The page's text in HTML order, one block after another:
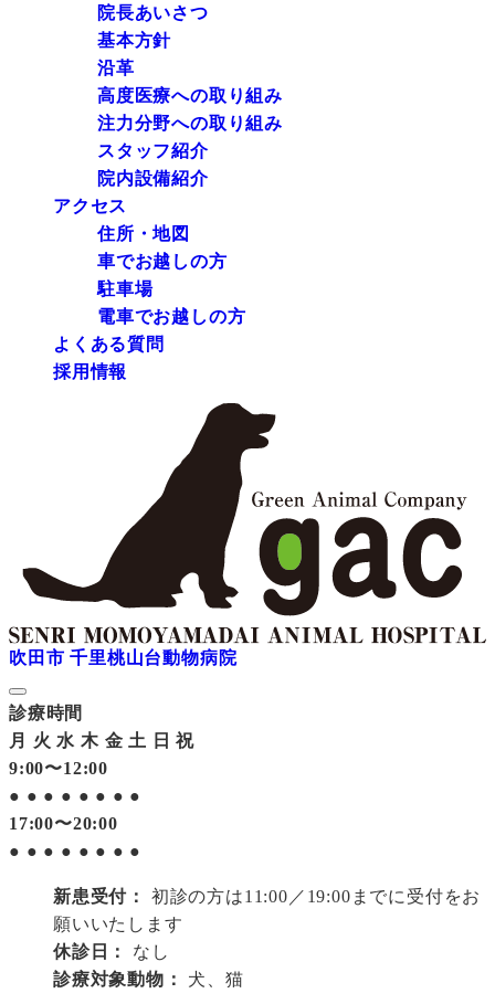
院長あいさつ
基本方針
沿革
高度医療への取り組み
注力分野への取り組み
スタッフ紹介
院内設備紹介
アクセス
住所・地図
車でお越しの方
駐車場
電車でお越しの方
よくある質問
採用情報
吹田市 千里桃山台動物病院
診療時間
月
火 水 木 金 土 日 祝
9:00〜12:00
● ● ● ● ● ● ● ●
17:00〜20:00
● ● ● ● ● ● ● ●
新患受付：
初診の方は11:00／19:00までに受付をお
願いいたします
休診日：
なし
診療対象動物：
犬、猫